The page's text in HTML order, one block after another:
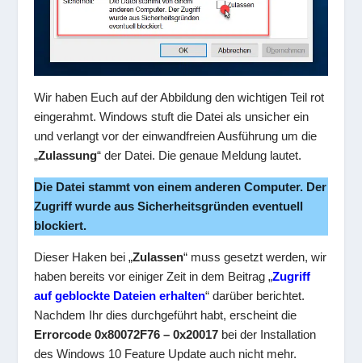
Wir haben Euch auf der Abbildung den wichtigen Teil rot
eingerahmt. Windows stuft die Datei als unsicher ein
und verlangt vor der einwandfreien Ausführung um die
„Zulassung“ der Datei. Die genaue Meldung lautet.
Die Datei stammt von einem anderen Computer. Der
Zugriff wurde aus Sicherheitsgründen eventuell
blockiert.
Dieser Haken bei „Zulassen“ muss gesetzt werden, wir
haben bereits vor einiger Zeit in dem Beitrag „Zugriff
auf geblockte Dateien erhalten“ darüber berichtet.
Nachdem Ihr dies durchgeführt habt, erscheint die
Errorcode 0x80072F76 – 0x20017 bei der Installation
des Windows 10 Feature Update auch nicht mehr.